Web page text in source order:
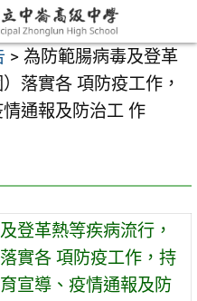
> 為防範腸病毒及登革
落實各 項防疫工作，
通報及防治工 作
登革熱等疾病流行，
實各 項防疫工作，持
宣導、疫情通報及防